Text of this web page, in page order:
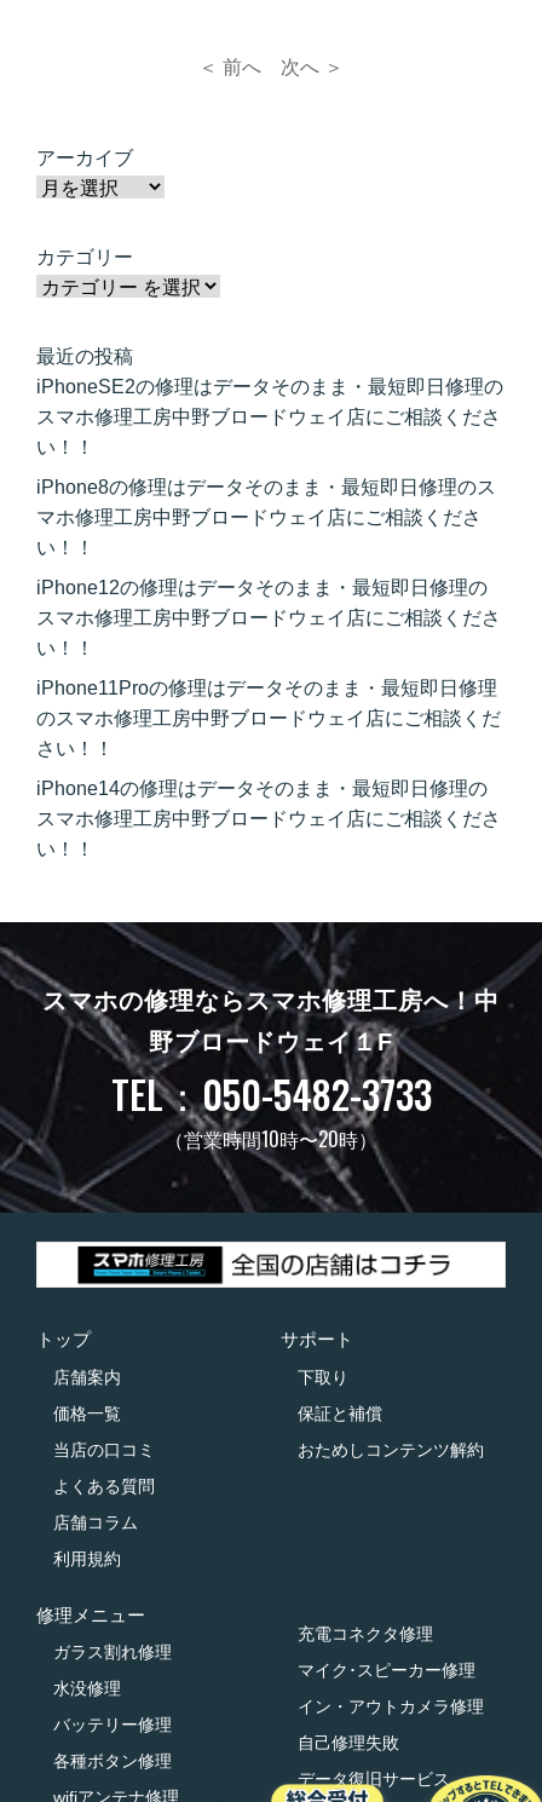
＜ 前へ 次へ ＞
アーカイブ
カテゴリー
最近の投稿
iPhoneSE2の修理はデータそのまま・最短即日修理の
スマホ修理工房中野ブロードウェイ店にご相談くださ
い！！
iPhone8の修理はデータそのまま・最短即日修理のス
マホ修理工房中野ブロードウェイ店にご相談くださ
い！！
iPhone12の修理はデータそのまま・最短即日修理の
スマホ修理工房中野ブロードウェイ店にご相談くださ
い！！
iPhone11Proの修理はデータそのまま・最短即日修理
のスマホ修理工房中野ブロードウェイ店にご相談くだ
さい！！
iPhone14の修理はデータそのまま・最短即日修理の
スマホ修理工房中野ブロードウェイ店にご相談くださ
い！！
スマホの修理ならスマホ修理工房へ！中
野ブロードウェイ１F
TEL：050-5482-3733
（営業時間10時〜20時）
トップ
店舗案内
価格一覧
当店の口コミ
よくある質問
店舗コラム
利用規約
サポート
下取り
保証と補償
おためしコンテンツ解約
修理メニュー
ガラス割れ修理
水没修理
バッテリー修理
各種ボタン修理
wifiアンテナ修理
充電コネクタ修理
マイク･スピーカー修理
イン・アウトカメラ修理
自己修理失敗
データ復旧サービス